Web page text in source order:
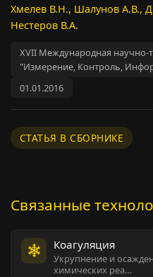
Хмелев В.Н., Шалунов А.В.,
Нестеров В.А.
XVII Международная научно-
"Измерение, Контроль,
01.01.2016
СТАТЬЯ В СБОРНИКЕ
Связанные
Коагуляция
Укрупнение и
химических реа…